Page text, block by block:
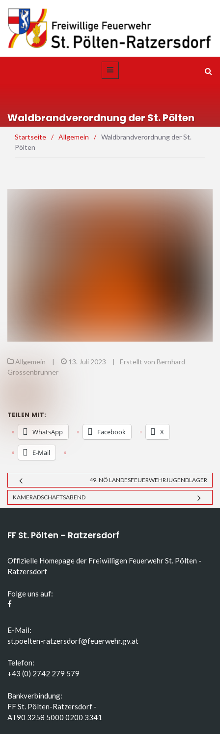
Waldbrandverordnung der St. Pölten
Startseite / Allgemein / Waldbrandverordnung der St.
Pölten
Allgemein | 13. Juli 2023 |
Erstellt von Bernhard
Grössenbrunner
TEILEN MIT:
WhatsApp Facebook X
E-Mail
49. NÖ LANDESFEUERWEHRJUGENDLAGER
KAMERADSCHAFTSABEND
FF St. Pölten – Ratzersdorf
Offizielle Homepage der Freiwilligen Feuerwehr St. Pölten -
Ratzersdorf
Folge uns auf:
E-Mail:
st.poelten-ratzersdorf@feuerwehr.gv.at
Telefon:
+43 (0) 2742 279 579
Bankverbindung:
FF St. Pölten-Ratzersdorf ‑
AT90 3258 5000 0200 3341